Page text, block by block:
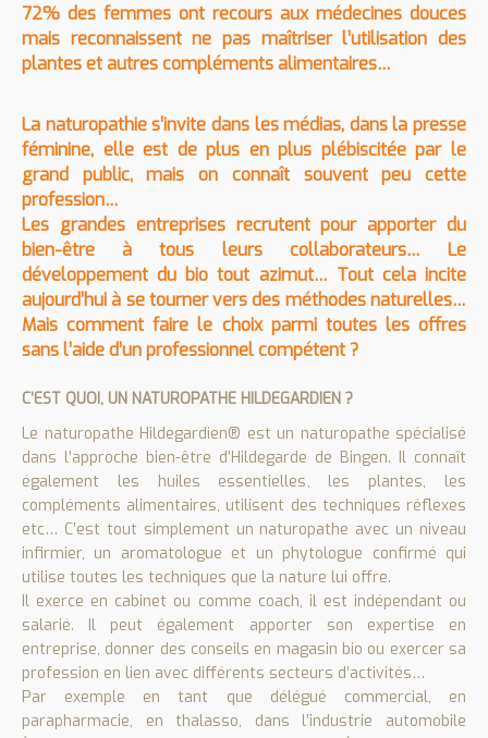
72% des femmes ont recours aux médecines douces
mais reconnaissent ne pas maîtriser l’utilisation des
plantes et autres compléments alimentaires…
La naturopathie s’invite dans les médias, dans la presse
féminine, elle est de plus en plus plébiscitée par le
grand public, mais on connaît souvent peu cette
profession…
Les grandes entreprises recrutent pour apporter du
bien-être à tous leurs collaborateurs… Le
développement du bio tout azimut… Tout cela incite
aujourd’hui à se tourner vers des méthodes naturelles…
Mais comment faire le choix parmi toutes les offres
sans l’aide d’un professionnel compétent ?
C’EST QUOI, UN NATUROPATHE HILDEGARDIEN ?
Le naturopathe Hildegardien® est un naturopathe spécialisé
dans l’approche bien-être d’Hildegarde de Bingen. Il connaît
également les huiles essentielles, les plantes, les
compléments alimentaires, utilisent des techniques réflexes
etc… C’est tout simplement un naturopathe avec un niveau
infirmier, un aromatologue et un phytologue confirmé qui
utilise toutes les techniques que la nature lui offre.
Il exerce en cabinet ou comme coach, il est indépendant ou
salarié. Il peut également apporter son expertise en
entreprise, donner des conseils en magasin bio ou exercer sa
profession en lien avec différents secteurs d’activités…
Par exemple en tant que délégué commercial, en
parapharmacie, en thalasso, dans l’industrie automobile